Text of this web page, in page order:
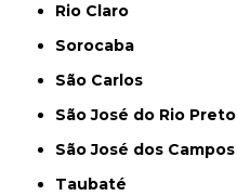
Rio Claro
Sorocaba
São Carlos
São José do Rio Preto
São José dos Campos
Taubaté